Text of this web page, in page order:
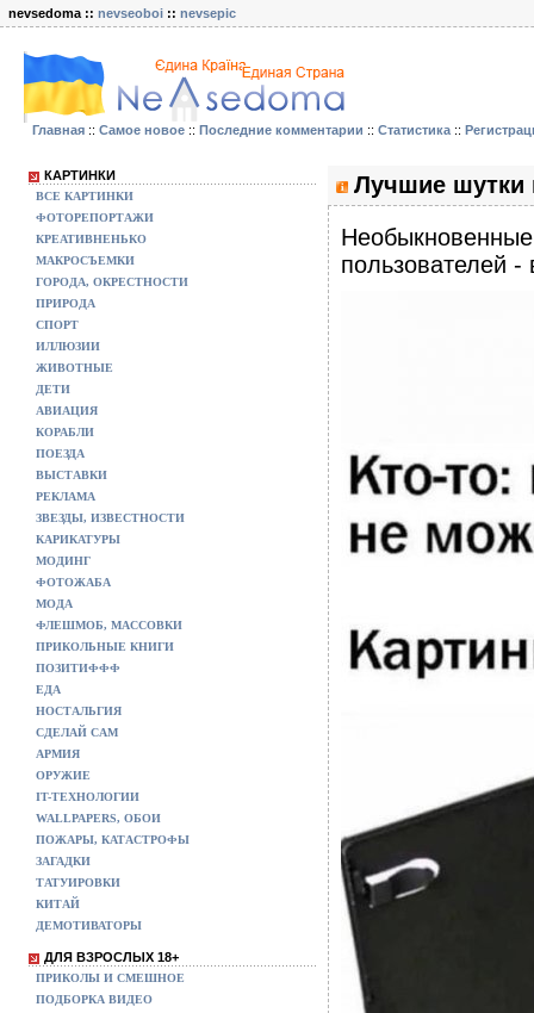
nevsedoma :: nevseoboi :: nevsepic
Главная :: Самое новое :: Последние комментарии :: Статистика ::
КАРТИНКИ
ВСЕ КАРТИНКИ
ФОТОРЕПОРТАЖИ
КРЕАТИВНЕНЬКО
МАКРОСЪЕМКИ
ГОРОДА, ОКРЕСТНОСТИ
ПРИРОДА
СПОРТ
ИЛЛЮЗИИ
ЖИВОТНЫЕ
ДЕТИ
АВИАЦИЯ
КОРАБЛИ
ПОЕЗДА
ВЫСТАВКИ
РЕКЛАМА
ЗВЕЗДЫ, ИЗВЕСТНОСТИ
КАРИКАТУРЫ
МОДИНГ
ФОТОЖАБА
МОДА
ФЛЕШМОБ, МАССОВКИ
ПРИКОЛЬНЫЕ КНИГИ
ПОЗИТИФФФ
ЕДА
НОСТАЛЬГИЯ
СДЕЛАЙ САМ
АРМИЯ
ОРУЖИЕ
IT-ТЕХНОЛОГИИ
WALLPAPERS, ОБОИ
ПОЖАРЫ, КАТАСТРОФЫ
ЗАГАДКИ
ТАТУИРОВКИ
КИТАЙ
ДЕМОТИВАТОРЫ
ДЛЯ ВЗРОСЛЫХ 18+
ПРИКОЛЫ И СМЕШНОЕ
ПОДБОРКА ВИДЕО
Лучшие шутки
пользователей